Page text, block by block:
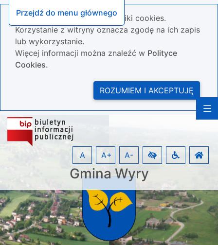
Przejdź do menu głównego
Nasza strona wykorzystuje pliki cookies.
Korzystanie z witryny oznacza zgodę na ich zapis
lub wykorzystanie.
Więcej informacji można znaleźć w Polityce
Cookies.
ROZUMIEM I AKCEPTUJĘ
Gmina Wyry
A A+ A-